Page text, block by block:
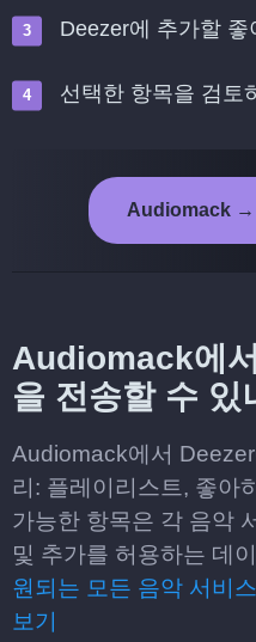
Deezer에 추가할
선택한 항목을 검토
Audiomack →
Audiomack에
을 전송할 수 있
Audiomack에서
리: 플레이리스트, 좋아
가능한 항목은 각 음악
및 추가를 허용하는 데
원되는 모든 음악 서비
보기